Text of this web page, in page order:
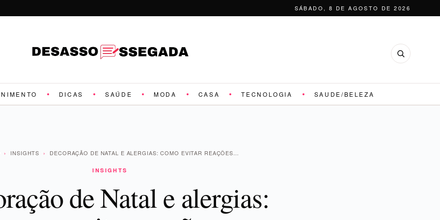
SÁBADO, 8 DE AGOSTO DE 2026
DICAS SAÚDE MODA CASA TECNOLOGIA SAUDE/BELEZA
› INSIGHTS › DECORAÇÃO DE NATAL E ALERGIAS: COMO EVITAR REAÇÕES…
INSIGHTS
de Natal e alergias: